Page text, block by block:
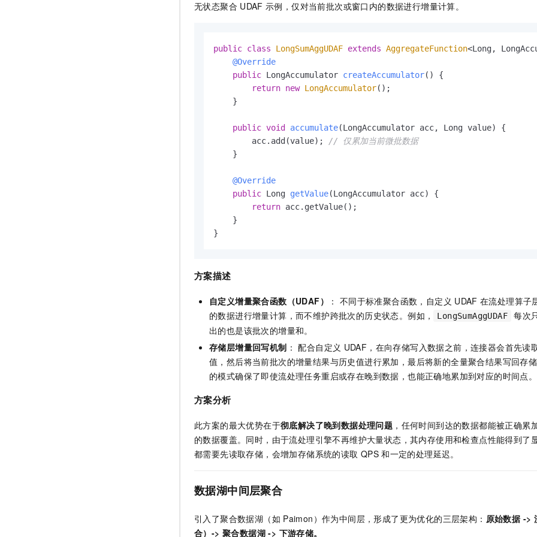
无状态聚合 UDAF 示例，仅对当前批次或窗口内的数据进行增量计算。
public class LongSumAggUDAF extends AggregateFunction<Long,
@Override
public LongAccumulator createAccumulator()
{
return new LongAccumulator();
    }
public void accumulate(LongAccumulator acc, Long value)
{
        acc.add(value);
// 仅累加当前微批数据
    }
@Override
public Long getValue(LongAccumulator acc)
{
return acc.getValue();
    }
}
方案描述
自定义增量聚合函数（UDAF） ： 不同于标准聚合函数，自定义 UDAF 在流处理算子
的数据进行增量计算，而不维护跨批次的历史状态。例如，
LongSumAggUDAF
每次
出的也是该批次的增量和。
存储层增量回写机制 ： 配合自定义 UDAF，在向存储写入数据之前，连接器会首先读
值，然后将当前批次的增量结果与历史值进行累加，最后将新的全量聚合结果写回存
的模式确保了即使流处理任务重启或存在晚到数据，也能正确地累加到对应的时间点。
方案分析
此方案的最大优势在于彻底解决了晚到数据处理问题 ，任何时间到达的数据都能被正确累
的数据覆盖。同时，由于流处理引擎不再维护大量状态，其内存使用和检查点性能得到了
都需要先读取存储，会增加存储系统的读取 QPS 和一定的处理延迟。
数据湖中间层聚合
引入了聚合数据湖（如 Paimon）作为中间层，形成了更为优化的三层架构： 原始数据 ->
合）-> 聚合数据湖 -> 下游存储。